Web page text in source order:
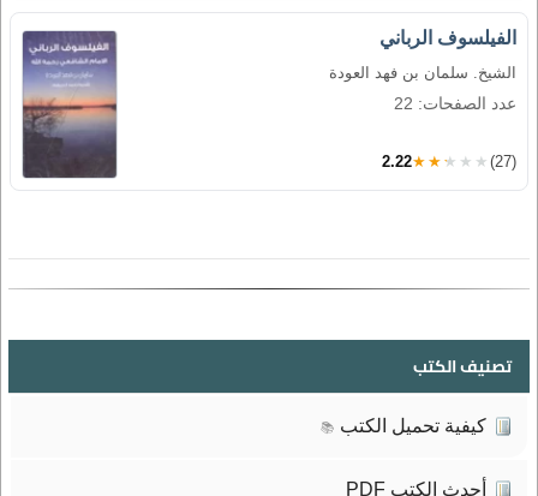
الفيلسوف الرباني
الشيخ. سلمان بن فهد العودة
عدد الصفحات: 22
2.22★★★★★ (27)
تصنيف الكتب
كيفية تحميل الكتب 📚
أحدث الكتب PDF